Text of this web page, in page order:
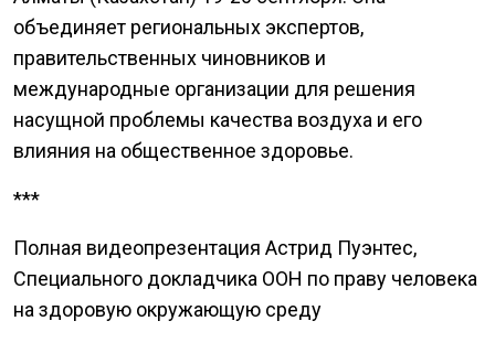
объединяет региональных экспертов,
правительственных чиновников и
международные организации для решения
насущной проблемы качества воздуха и его
влияния на общественное здоровье.
***
Полная видеопрезентация Астрид Пуэнтес,
Специального докладчика ООН по праву человека
на здоровую окружающую среду